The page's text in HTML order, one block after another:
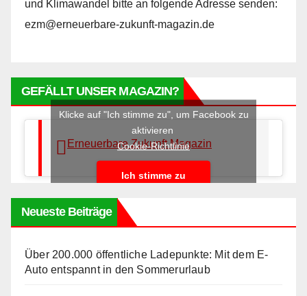
und Klimawandel bitte an folgende Adresse senden:
ezm@erneuerbare-zukunft-magazin.de
GEFÄLLT UNSER MAGAZIN?
Erneuerbare Zukunft Magazin
Klicke auf "Ich stimme zu", um Facebook zu
aktivieren
Cookie-Richtlinie
Ich stimme zu
Neueste Beiträge
Über 200.000 öffentliche Ladepunkte: Mit dem E-
Auto entspannt in den Sommerurlaub